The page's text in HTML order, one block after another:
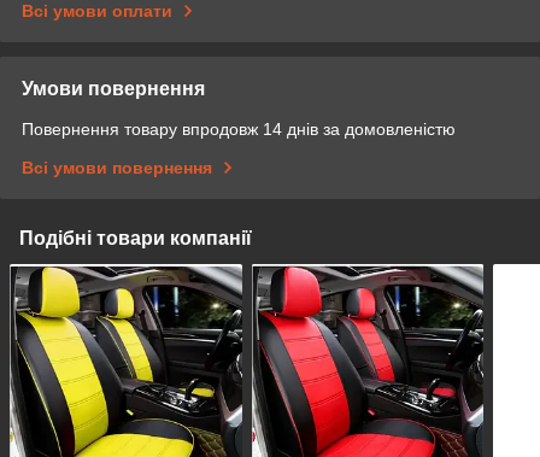
Всі умови оплати
Умови повернення
Повернення товару впродовж 14 днів за домовленістю
Всі умови повернення
Подібні товари компанії